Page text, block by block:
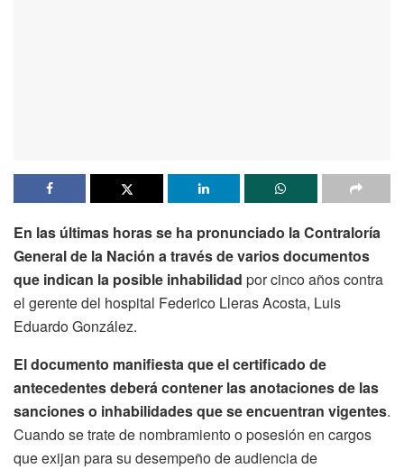
En las últimas horas se ha pronunciado la Contraloría
General de la Nación a través de varios documentos
que indican la posible inhabilidad por cinco años contra
el gerente del hospital Federico Lleras Acosta, Luis
Eduardo González.
El documento manifiesta que el certificado de
antecedentes deberá contener las anotaciones de las
sanciones o inhabilidades que se encuentran vigentes.
Cuando se trate de nombramiento o posesión en cargos
que exijan para su desempeño de audiencia de